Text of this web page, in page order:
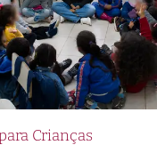
Crianças